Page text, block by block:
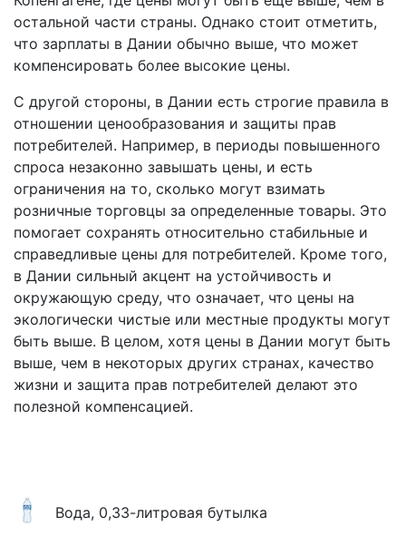
остальной части страны. Однако стоит отметить,
что зарплаты в Дании обычно выше, что может
компенсировать более высокие цены.
С другой стороны, в Дании есть строгие правила в
отношении ценообразования и защиты прав
потребителей. Например, в периоды повышенного
спроса незаконно завышать цены, и есть
ограничения на то, сколько могут взимать
розничные торговцы за определенные товары. Это
помогает сохранять относительно стабильные и
справедливые цены для потребителей. Кроме того,
в Дании сильный акцент на устойчивость и
окружающую среду, что означает, что цены на
экологически чистые или местные продукты могут
быть выше. В целом, хотя цены в Дании могут быть
выше, чем в некоторых других странах, качество
жизни и защита прав потребителей делают это
полезной компенсацией.
Вода, 0,33-литровая бутылка